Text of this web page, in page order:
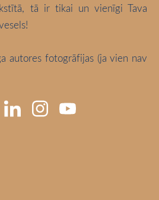
tā ir tikai un vienīgi Tava
autores fotogrāfijas (ja vien nav